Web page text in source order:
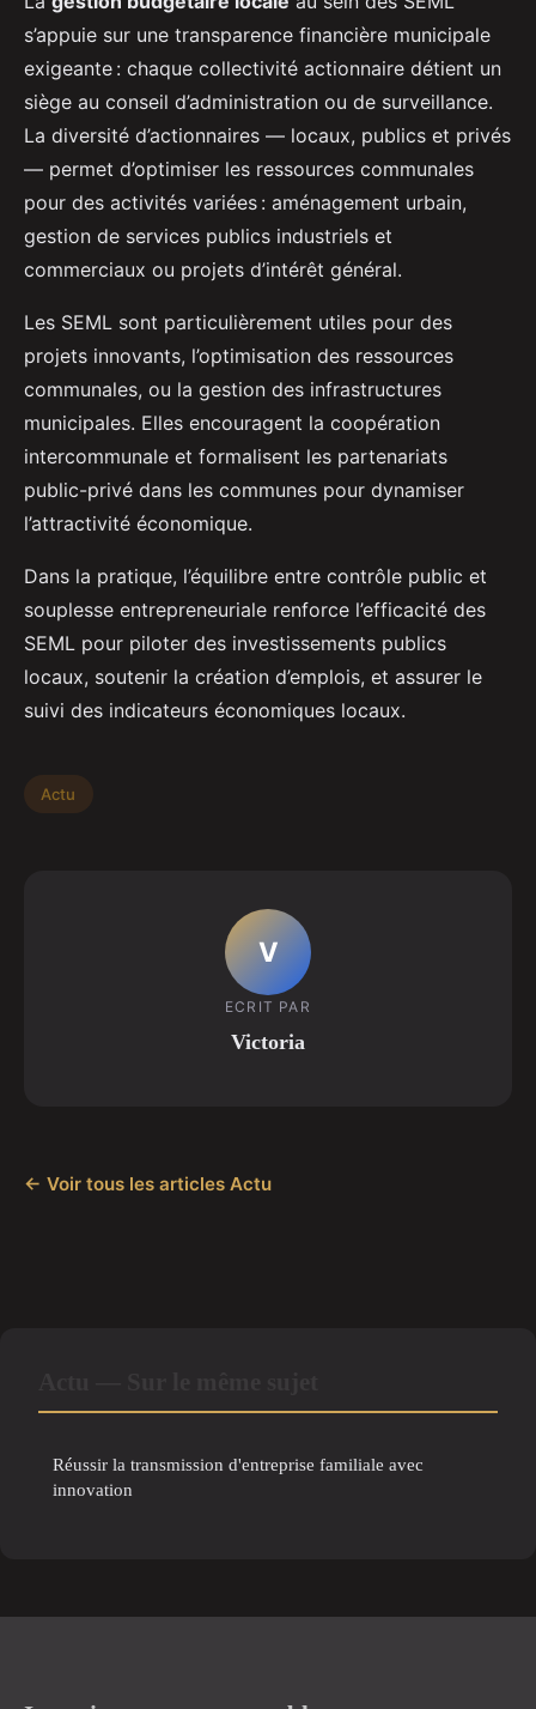
s’appuie sur une transparence financière municipale
exigeante : chaque collectivité actionnaire détient un
siège au conseil d’administration ou de surveillance.
La diversité d’actionnaires — locaux, publics et privés
— permet d’optimiser les ressources communales
pour des activités variées : aménagement urbain,
gestion de services publics industriels et
commerciaux ou projets d’intérêt général.
Les SEML sont particulièrement utiles pour des
projets innovants, l’optimisation des ressources
communales, ou la gestion des infrastructures
municipales. Elles encouragent la coopération
intercommunale et formalisent les partenariats
public-privé dans les communes pour dynamiser
l’attractivité économique.
Dans la pratique, l’équilibre entre contrôle public et
souplesse entrepreneuriale renforce l’efficacité des
SEML pour piloter des investissements publics
locaux, soutenir la création d’emplois, et assurer le
suivi des indicateurs économiques locaux.
Actu
V
ECRIT PAR
Victoria
← Voir tous les articles Actu
Réussir la transmission d'entreprise familiale avec
innovation